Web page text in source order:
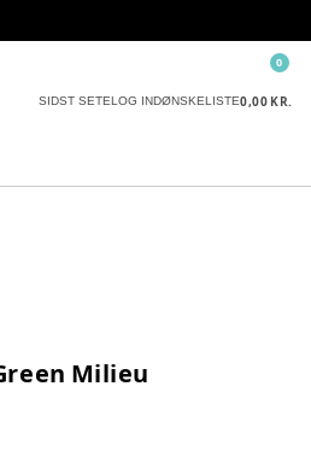
SIDST SETELOG INDØNSKELISTE0,00 KR.
0
Milieu